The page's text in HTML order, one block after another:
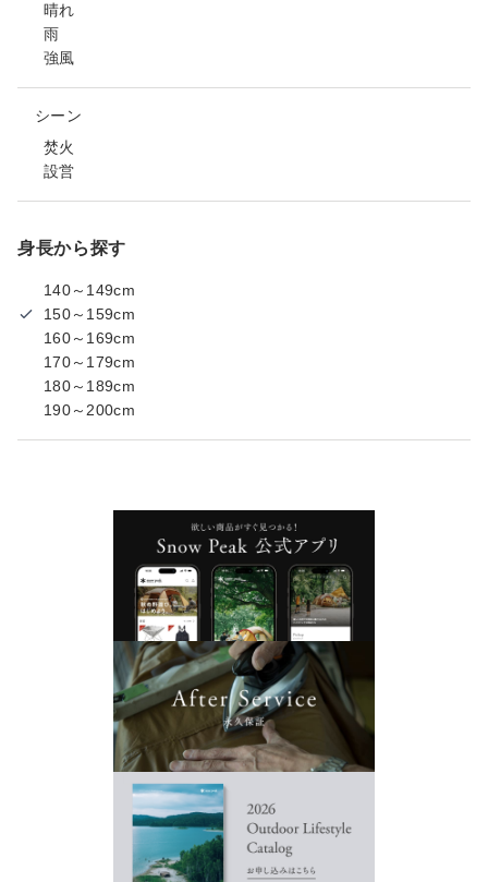
晴れ
雨
強風
シーン
焚火
設営
身長から探す
140～149cm
150～159cm
160～169cm
170～179cm
180～189cm
190～200cm